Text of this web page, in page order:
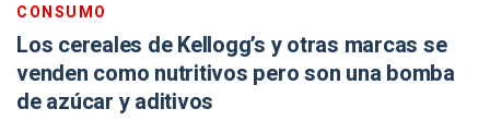
CONSUMO
Los cereales de Kellogg’s y otras marcas se
venden como nutritivos pero son una bomba
de azúcar y aditivos